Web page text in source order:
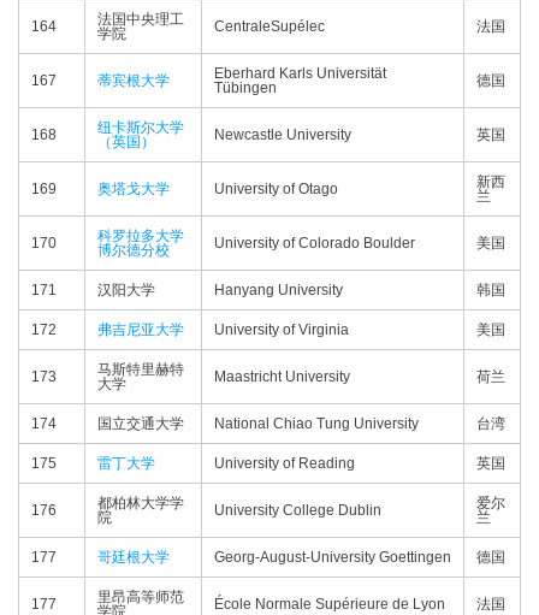
164
法国中央理工
学院
CentraleSupélec 法国
167 蒂宾根大学
Eberhard Karls Universität
Tübingen
德国
168
纽卡斯尔大学
（英国）
Newcastle University 英国
169 奥塔戈大学 University of Otago
新西
兰
170
科罗拉多大学
博尔德分校
University of Colorado Boulder 美国
171 汉阳大学 Hanyang University 韩国
172 弗吉尼亚大学 University of Virginia 美国
173
马斯特里赫特
大学
Maastricht University 荷兰
174 国立交通大学 National Chiao Tung University 台湾
175 雷丁大学 University of Reading 英国
176
都柏林大学学
院
University College Dublin
爱尔
兰
177 哥廷根大学 Georg-August-University Goettingen 德国
177
里昂高等师范
学院
École Normale Supérieure de Lyon 法国